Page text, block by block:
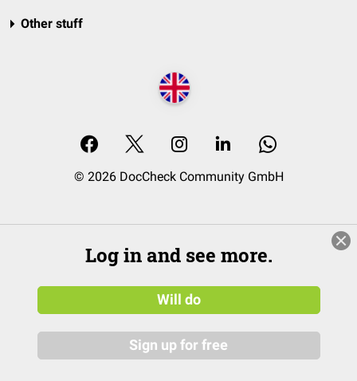
Other stuff
© 2026 DocCheck Community GmbH
Log in and see more.
Will do
Sign up for free